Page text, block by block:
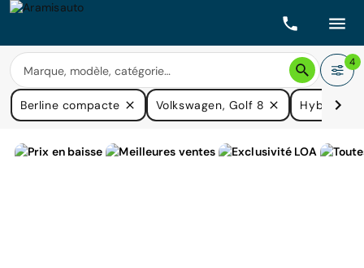
4
Berline compacte Volkswagen, Golf 8 Hybride